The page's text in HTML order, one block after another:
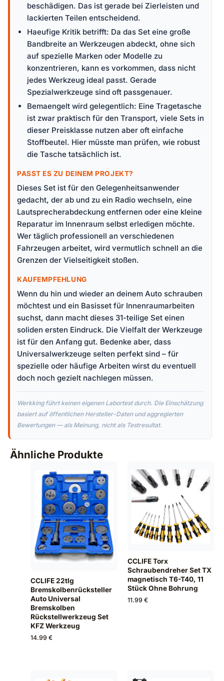
beschädigen. Das ist gerade bei Zierleisten und
lackierten Teilen entscheidend.
Haeufige Kritik betrifft: Da das Set eine große
Bandbreite an Werkzeugen abdeckt, ohne sich
auf spezielle Marken oder Modelle zu
konzentrieren, kann es vorkommen, dass nicht
jedes Werkzeug ideal passt. Gerade
Spezialwerkzeuge sind oft passgenauer.
Bemaengelt wird gelegentlich: Eine Tragetasche
ist zwar praktisch für den Transport, viele Sets in
dieser Preisklasse nutzen aber oft einfache
Stoffbeutel. Hier müsste man prüfen, wie robust
die Tasche tatsächlich ist.
PASST ES ZU DEINEM PROJEKT?
Dieses Set ist für den Gelegenheitsanwender
gedacht, der ab und zu ein Radio wechseln, eine
Lautsprecherabdeckung entfernen oder eine kleine
Reparatur im Innenraum selbst erledigen möchte.
Wer täglich professionell an verschiedenen
Fahrzeugen arbeitet, wird vermutlich schnell an die
Grenzen der Vielseitigkeit stoßen.
KAUFEMPFEHLUNG
Wenn du hin und wieder an deinem Auto schrauben
möchtest und ein Basisset für Innenraumarbeiten
suchst, dann macht dieses 31-teilige Set einen
soliden ersten Eindruck. Die Vielfalt der Werkzeuge
ist für den Anfang gut. Bedenke aber, dass
Universalwerkzeuge selten perfekt sind – für
spezielle oder häufige Arbeiten wirst du eventuell
doch noch gezielt nachlegen müssen.
Werkking führt keinen eigenen Labortest durch. Die Einschätzung
basiert auf öffentlichen Hersteller-Daten und aggregierten
Bewertungen — als Meinung, nicht als Testresultat.
Ähnliche Produkte
CCLIFE 22tlg
Bremskolbenrücksteller
Auto Universal
Bremskolben
Rückstellwerkzeug Set
KFZ Werkzeug
14.99 €
CCLIFE Torx
Schraubendreher Set TX
magnetisch T6-T40, 11
Stück Ohne Bohrung
11.99 €